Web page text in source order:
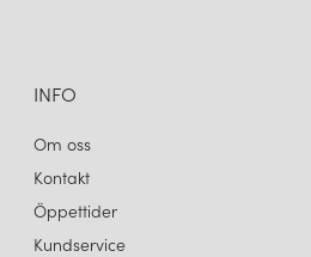
INFO
Om oss
Kontakt
Öppettider
Kundservice